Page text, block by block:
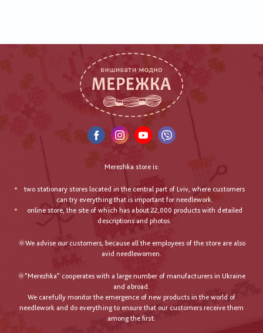
Merezhka store is:
two stationary stores located in the central part of Lviv, where customers
can try everything that is important for needlework.
online store, the site of which has about 22,000 products with detailed
descriptions and photos.
🌞We advise our customers, because all the employees of the store are also
avid needlewomen.
🌞"Merezhka" cooperates with a large number of manufacturers in Ukraine
and abroad.
We carefully monitor the emergence of new products in the world of
needlework and do everything to ensure that our customers receive them
among the first.